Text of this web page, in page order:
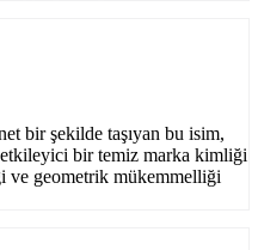
bir şekilde taşıyan bu isim,
bir temiz marka kimliği
ve geometrik mükemmelliği